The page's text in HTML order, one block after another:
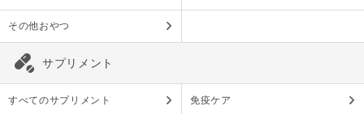
その他おやつ
サプリメント
すべてのサプリメント 免疫ケア